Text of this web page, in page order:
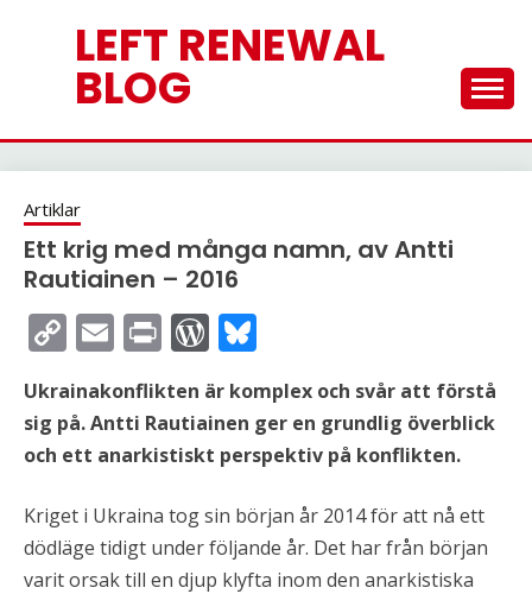
LEFT RENEWAL
BLOG
Artiklar
Ett krig med många namn, av Antti
Rautiainen – 2016
Copy
Link
EmailPrintWordPress
Ukrainakonflikten är komplex och svår att förstå
sig på. Antti Rautiainen ger en grundlig överblick
och ett anarkistiskt perspektiv på konflikten.
Kriget i Ukraina tog sin början år 2014 för att nå ett
dödläge tidigt under följande år. Det har från början
varit orsak till en djup klyfta inom den anarkistiska